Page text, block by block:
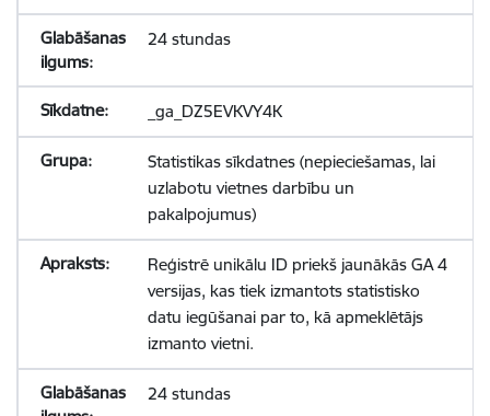
24 stundas
_ga_DZ5EVKVY4K
Statistikas sīkdatnes (nepieciešamas, lai
uzlabotu vietnes darbību un
pakalpojumus)
Reģistrē unikālu ID priekš jaunākās GA 4
versijas, kas tiek izmantots statistisko
datu iegūšanai par to, kā apmeklētājs
izmanto vietni.
24 stundas